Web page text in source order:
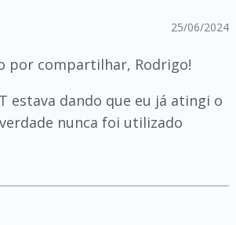
25/06/2024
por compartilhar, Rodrigo!
estava dando que eu já atingi o
nunca foi utilizado